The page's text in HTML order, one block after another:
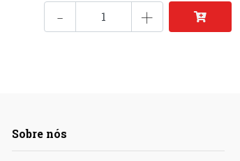
- +
Sobre nós